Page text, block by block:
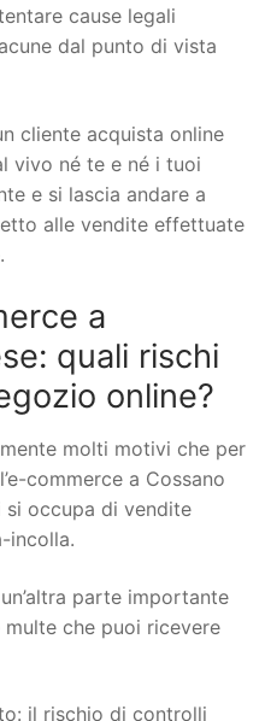
cause legali
dal punto di vista
cliente acquista online
vivo né te e né i tuoi
e si lascia andare a
alle vendite effettuate
a
quali rischi
online?
molti motivi che per
commerce a Cossano
si occupa di vendite
incolla.
parte importante
che puoi ricevere
il rischio di controlli